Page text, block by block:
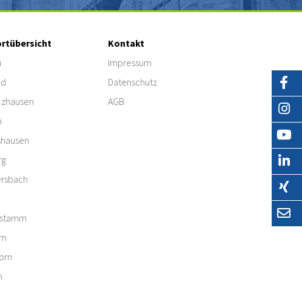
Kontakt
Impressum
Datenschutz
AGB